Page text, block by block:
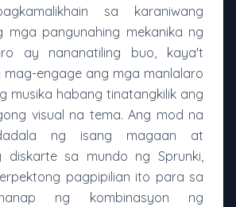
sa karaniwang
mga pangunahing mekanika ng
ay nananatiling buo, kaya't
mag-engage ang mga manlalaro
musika habang tinatangkilik ang
visual na tema. Ang mod na
ng isang magaan at
diskarte sa mundo ng Sprunki,
pagpipilian ito para sa
ng kombinasyon ng